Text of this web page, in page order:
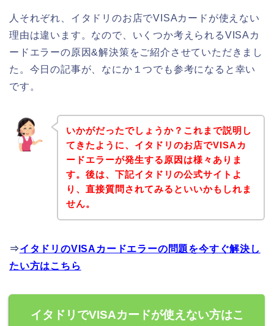
人それぞれ、イタドリのお店でVISAカードが使えない
理由は違います。なので、いくつか考えられるVISAカ
ードエラーの原因&解決策をご紹介させていただきまし
た。今日の記事が、なにか１つでも参考になると幸い
です。
いかがだったでしょうか？これまで説明し
てきたように、イタドリのお店でVISAカ
ードエラーが発生する原因は様々ありま
す。後は、下記イタドリの公式サイトよ
り、直接質問されてみるといいかもしれま
せん。
⇒イタドリのVISAカードエラーの問題を今すぐ解決し
たい方はこちら
イタドリでVISAカードが使えない方はこ